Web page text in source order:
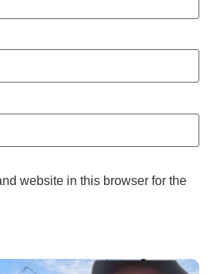
website in this browser for the